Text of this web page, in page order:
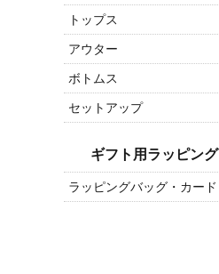
トップス
アウター
ボトムス
セットアップ
ギフト用ラッピング
ラッピングバッグ・カード